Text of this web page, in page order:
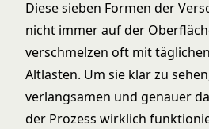
Diese sieben Formen der
nicht immer auf der
verschmelzen oft mit
Altlasten. Um sie klar zu
verlangsamen und genauer
der Prozess wirklich